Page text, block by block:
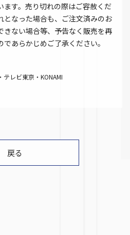
ます。売り切れの際はご容赦くだ
となった場合も、ご注文済みのお
きない場合等、予告なく販売を再
あらかじめご了承ください。
レビ東京・KONAMI
戻る